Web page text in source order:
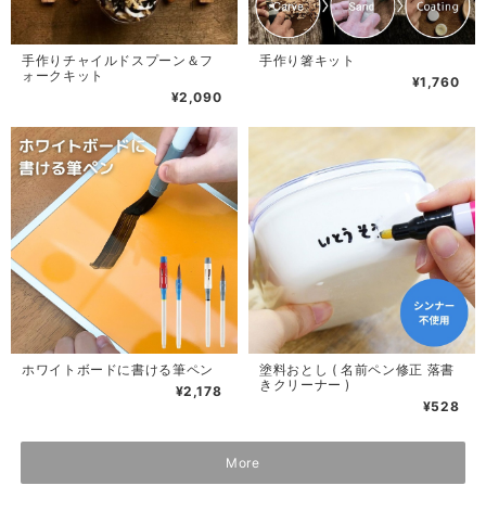
手作りチャイルドスプーン＆フ
ォークキット
¥2,090
手作り箸キット
¥1,760
ホワイトボードに書ける筆ペン
¥2,178
塗料おとし ( 名前ペン修正 落書
きクリーナー )
¥528
More